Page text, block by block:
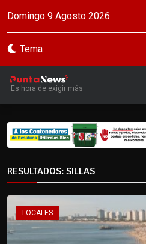
Domingo 9 Agosto 2026
Tema
Es hora de exigir más
RESULTADOS: SILLAS
LOCALES